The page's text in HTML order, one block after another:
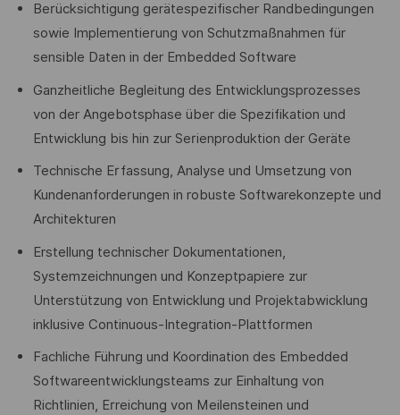
Berücksichtigung gerätespezifischer Randbedingungen
sowie Implementierung von Schutzmaßnahmen für
sensible Daten in der Embedded Software
Ganzheitliche Begleitung des Entwicklungsprozesses
von der Angebotsphase über die Spezifikation und
Entwicklung bis hin zur Serienproduktion der Geräte
Technische Erfassung, Analyse und Umsetzung von
Kundenanforderungen in robuste Softwarekonzepte und
Architekturen
Erstellung technischer Dokumentationen,
Systemzeichnungen und Konzeptpapiere zur
Unterstützung von Entwicklung und Projektabwicklung
inklusive Continuous-Integration-Plattformen
Fachliche Führung und Koordination des Embedded
Softwareentwicklungsteams zur Einhaltung von
Richtlinien, Erreichung von Meilensteinen und